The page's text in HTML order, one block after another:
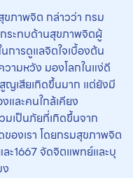
ภาพจิต กล่าวว่า กรม
ระทบด้านสุขภาพจิตผู้
การดูแลจิตใจเบื้องต้น
ามหวัง มองโลกในแง่ดี
ญเสียเกิดขึ้นมาก แต่ยังมี
และคนใกล้เคียง
เป็นภัยที่เกิดขึ้นจาก
องเรา โดยกรมสุขภาพจิต
ะ1667 จัดจิตแพทย์และบุ